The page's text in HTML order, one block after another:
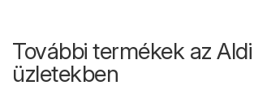
További termékek az Aldi
üzletekben